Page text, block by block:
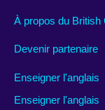
À propos du British
Devenir partenaire
Enseigner l'anglais
Enseigner l'anglais